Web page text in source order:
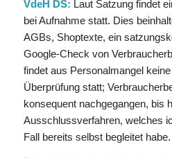
VdeH DS: Laut Satzung findet
bei Aufnahme statt. Dies
AGBs, Shoptexte, ein
Google-Check von
findet aus Personalmangel
Überprüfung statt;
konsequent nachgegangen, bis
Ausschlussverfahren, welches
Fall bereits selbst begleitet habe.